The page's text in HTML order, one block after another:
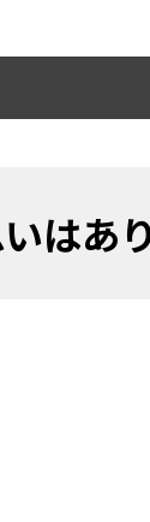
はあ